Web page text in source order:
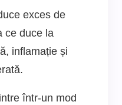
exces de
ce duce la
inflamație și
într-un mod